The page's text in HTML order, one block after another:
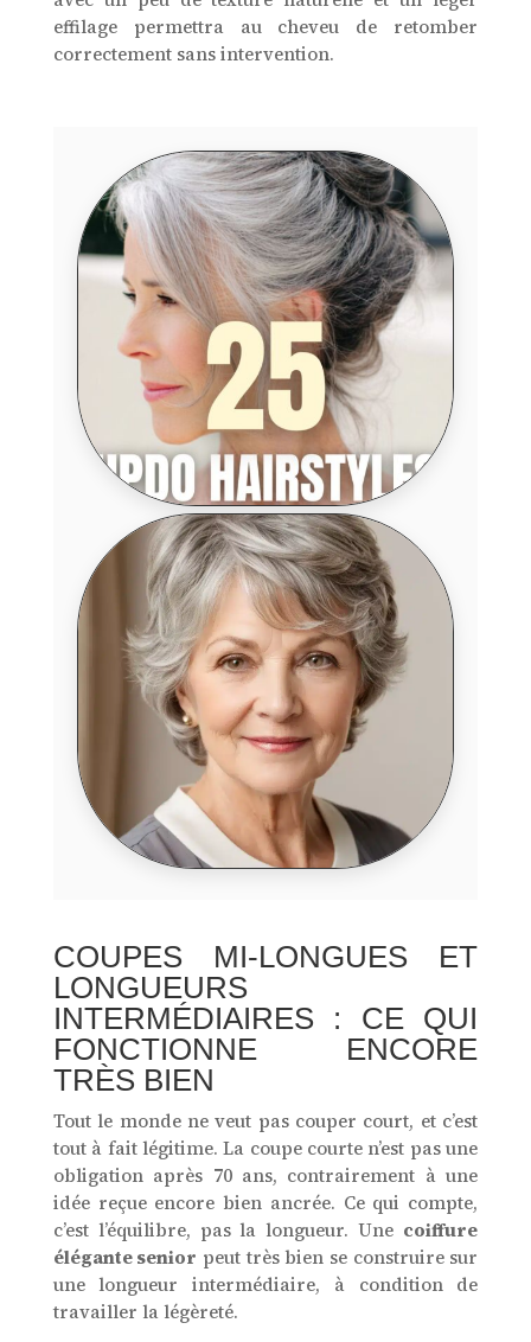
effilage permettra au cheveu de retomber
correctement sans intervention.
COUPES MI-LONGUES ET
LONGUEURS
INTERMÉDIAIRES : CE QUI
FONCTIONNE ENCORE
TRÈS BIEN
Tout le monde ne veut pas couper court, et c’est
tout à fait légitime. La coupe courte n’est pas une
obligation après 70 ans, contrairement à une
idée reçue encore bien ancrée. Ce qui compte,
c’est l’équilibre, pas la longueur. Une coiffure
élégante senior peut très bien se construire sur
une longueur intermédiaire, à condition de
travailler la légèreté.